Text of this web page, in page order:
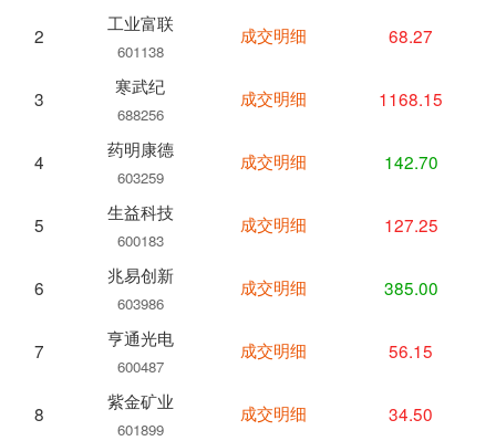
2
工业富联
601138
3
寒武纪
688256
4
药明康德
603259
5
生益科技
600183
6
兆易创新
603986
7
亨通光电
600487
8
紫金矿业
601899
成交明细 68.27
成交明细 1168.15
成交明细 142.70
成交明细 127.25
成交明细 385.00
成交明细 56.15
成交明细 34.50